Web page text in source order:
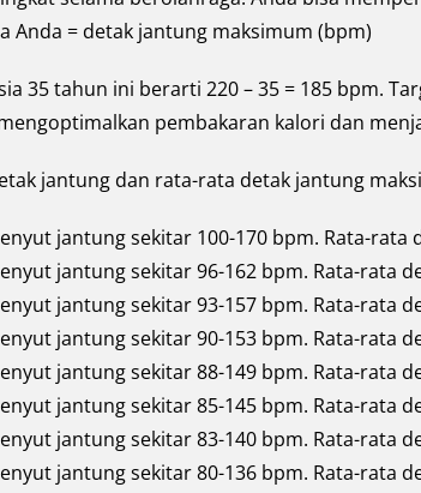
Anda = detak jantung maksimum (bpm)
35 tahun ini berarti 220 – 35 = 185 bpm.
pembakaran kalori dan
jantung dan rata-rata detak jantung
jantung sekitar 100-170 bpm. Rata-
jantung sekitar 96-162 bpm. Rata-rata
jantung sekitar 93-157 bpm. Rata-rata
jantung sekitar 90-153 bpm. Rata-rata
jantung sekitar 88-149 bpm. Rata-rata
jantung sekitar 85-145 bpm. Rata-rata
jantung sekitar 83-140 bpm. Rata-rata
jantung sekitar 80-136 bpm. Rata-rata